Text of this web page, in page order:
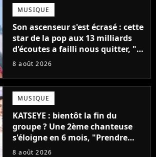
MUSIQUE
Son ascenseur s'est écrasé : cette
star de la pop aux 13 milliards
d'écoutes a failli nous quitter, "Je
pensais ne plus jamais chanter"
8 août 2026
MUSIQUE
KATSEYE : bientôt la fin du
groupe ? Une 2ème chanteuse
s'éloigne en 6 mois, "Prendre
cette décision n’a pas été facile"
8 août 2026